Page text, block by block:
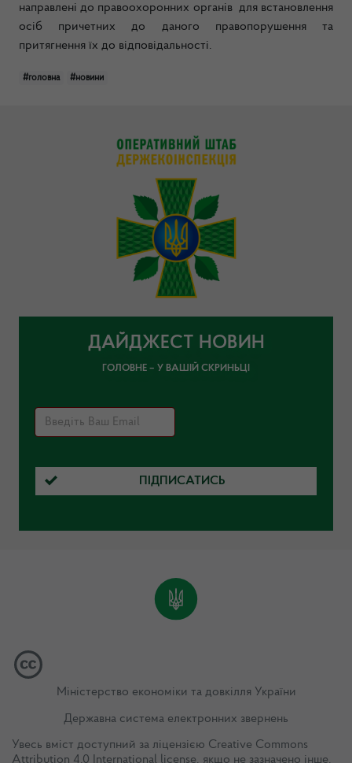
направлені до правоохоронних органів для встановлення
осіб причетних до даного правопорушення та
притягнення їх до відповідальності.
#головна #новини
ДАЙДЖЕСТ НОВИН
ГОЛОВНЕ – У ВАШІЙ СКРИНЬЦІ
ПІДПИСАТИСЬ
Міністерство економіки та довкілля України
Державна система електронних звернень
Увесь вміст доступний за ліцензією Creative Commons
Attribution 4.0 International license, якщо не зазначено інше.